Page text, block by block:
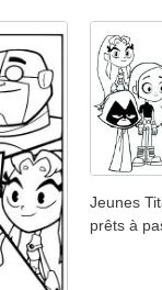
Jeunes
prêts à